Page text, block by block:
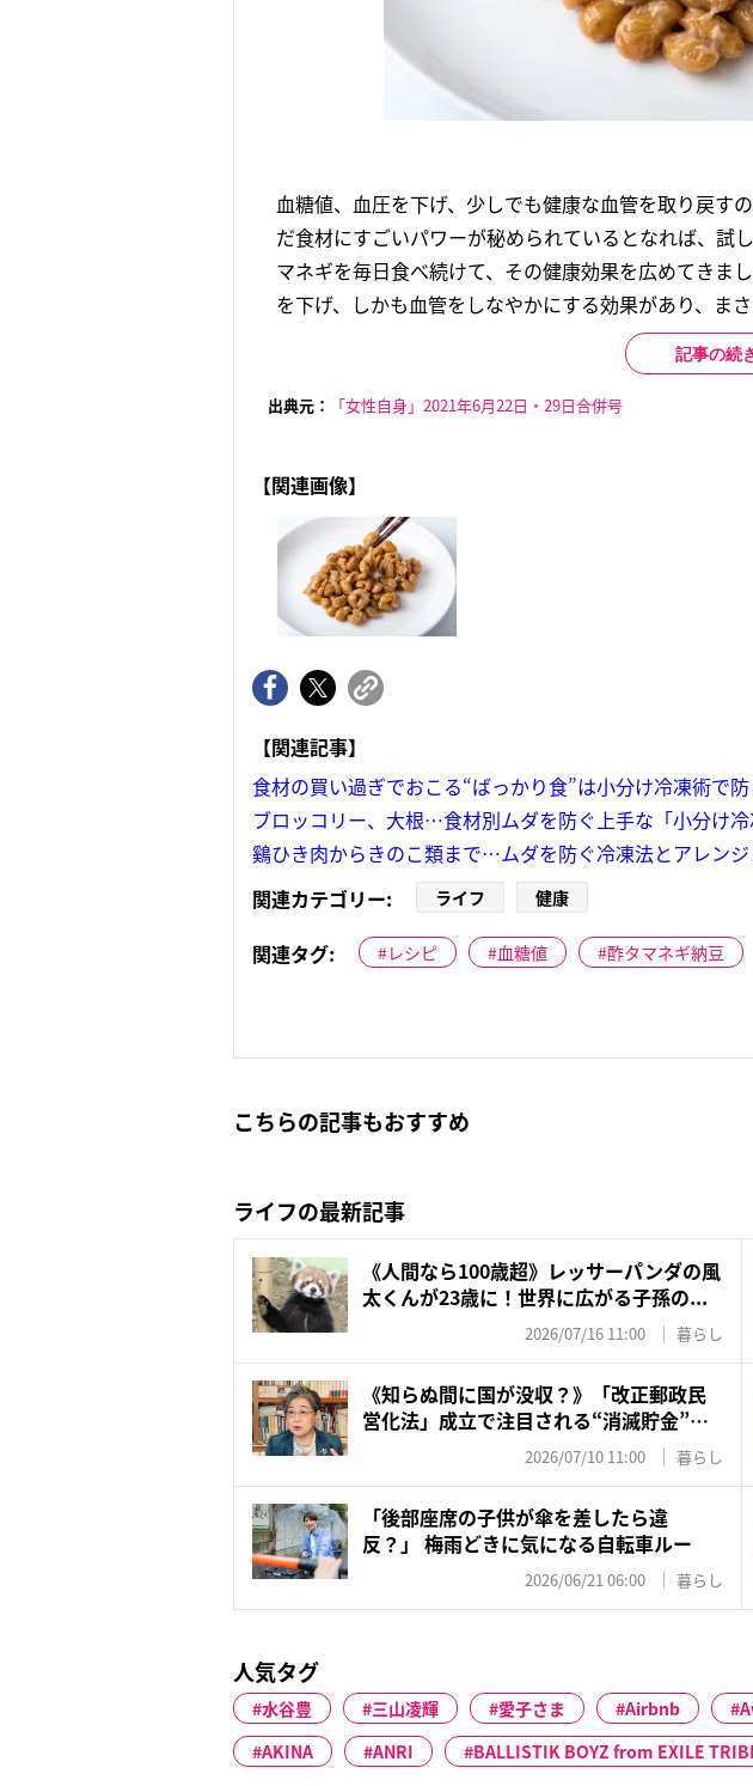
血糖値、血圧を下げ、少しでも健康な血管を取り戻す
だ食材にすごいパワーが秘められているとなれば、試
マネギを毎日食べ続けて、その健康効果を広めてきま
を下げ、しかも血管をしなやかにする効果があり、ま
記事の続
出典元： 「女性自身」2021年6月22日・29日合併号
【関連画像】
【関連記事】
食材の買い過ぎでおこる“ばっかり食”は小分け冷凍術で防
ブロッコリー、大根…食材別ムダを防ぐ上手な「小分け
鷄ひき肉からきのこ類まで…ムダを防ぐ冷凍法とアレン
関連カテゴリー:
ライフ 健康
関連タグ: レシピ 血糖値 酢タマネギ納豆
こちらの記事もおすすめ
ライフの最新記事
《人間なら100歳超》レッサーパンダの風
太くんが23歳に！世界に広がる子孫の...
2026/07/16 11:00 暮らし
《知らぬ間に国が没収？》「改正郵政民
営化法」成立で注目される“消滅貯金”…
2026/07/10 11:00 暮らし
「後部座席の子供が傘を差したら違
反？」 梅雨どきに気になる自転車ルー
2026/06/21 06:00 暮らし
人気タグ
水谷豊 三山凌輝 愛子さま Airbnb
AKINA
ANRI BALLISTIK BOYZ from EXILE